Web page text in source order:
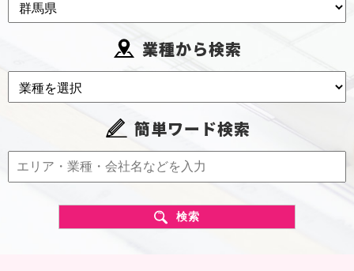
TOP
CHI-リフォ！とは
施工店ニュース
お役立ちコラム
掲載希望の企業様へ
業種から検索
簡単ワード検索
検索